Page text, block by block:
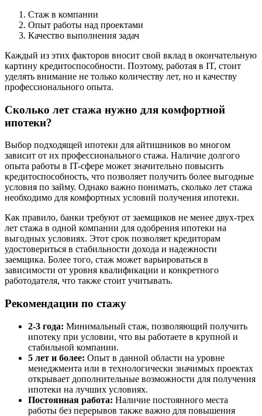
Стаж в компании
Опыт работы над проектами
Качество выполнения задач
Каждый из этих факторов вносит свой вклад в окончательную
картину кредитоспособности. Поэтому, работая в IT, стоит
уделять внимание не только количеству лет, но и качеству
профессионального опыта.
Сколько лет стажа нужно для комфортной
ипотеки?
Выбор подходящей ипотеки для айтишников во многом
зависит от их профессионального стажа. Наличие долгого
опыта работы в IT-сфере может значительно повысить
кредитоспособность, что позволяет получить более выгодные
условия по займу. Однако важно понимать, сколько лет стажа
необходимо для комфортных условий получения ипотеки.
Как правило, банки требуют от заемщиков не менее двух-трех
лет стажа в одной компании для одобрения ипотеки на
выгодных условиях. Этот срок позволяет кредиторам
удостовериться в стабильности дохода и надежности
заемщика. Более того, стаж может варьироваться в
зависимости от уровня квалификации и конкретного
работодателя, что также стоит учитывать.
Рекомендации по стажу
2-3 года: Минимальный стаж, позволяющий получить
ипотеку при условии, что вы работаете в крупной и
стабильной компании.
5 лет и более: Опыт в данной области на уровне
менеджмента или в технологически значимых проектах
открывает дополнительные возможности для получения
ипотеки на лучших условиях.
Постоянная работа: Наличие постоянного места
работы без перерывов также важно для повышения